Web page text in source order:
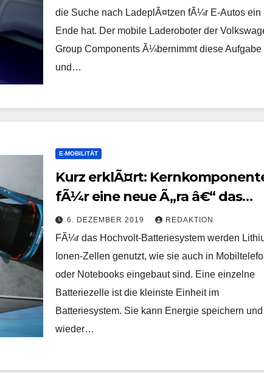
die Suche nach LadeplÃ¤tzen fÃ¼r E-Autos ein
Ende hat. Der mobile Laderoboter der
Group Components Ã¼bernimmt diese Aufgabe
und…
E-MOBILITÄT
Kurz erklÃ¤rt:
fÃ¼r eine neue Ã„ra â€“ das
Batteriesystem
6. DEZEMBER 2019 REDAKTION
FÃ¼r das Hochvolt-Batteriesystem werden
Ionen-Zellen genutzt, wie sie auch in
oder Notebooks eingebaut sind. Eine einzelne
Batteriezelle ist die kleinste Einheit im
Batteriesystem. Sie kann Energie speichern und
wieder…